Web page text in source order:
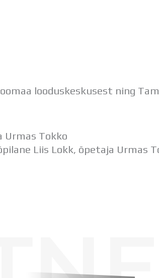
looduskeskusest ning
Urmas Tokko
Liis Lokk, õpetaja Urmas